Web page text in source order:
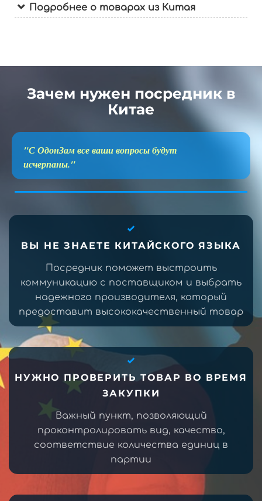
Подробнее о товарах из Китая
Зачем нужен посредник в
Китае
"С ОдонЗам все ваши вопросы будут
исчерпаны."
ВЫ НЕ ЗНАЕТЕ КИТАЙСКОГО ЯЗЫКА
Посредник поможет выстроить
коммуникацию с поставщиком и выбрать
надежного производителя, который
предоставит высококачественный товар
НУЖНО ПРОВЕРИТЬ ТОВАР ВО ВРЕМЯ
ЗАКУПКИ
Важный пункт, позволяющий
проконтролировать вид, качество,
соответствие количества единиц в
партии